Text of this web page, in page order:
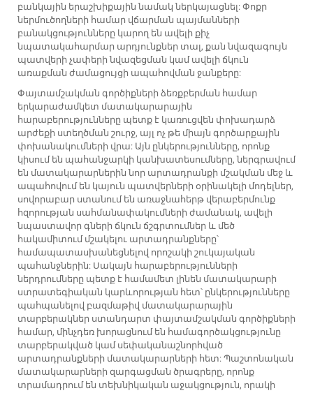
բանկային երաշխիքային նամակ ներկայացնել: Փոքր
ներմուծողների համար վճարման պայմանների
բանակցությունները կարող են ավելի քիչ
նպատակահարմար արդյունքներ տալ, քան նվազագույն
պատվերի չափերի նվազեցման կամ ավելի ճկուն
առաքման ժամացույցի ապահովման ջանքերը:
Փայտամշակման գործիքների ձեռքբերման համար
երկարաժամկետ մատակարարային
հարաբերությունները պետք է կառուցվեն փոխադարձ
արժեքի ստեղծման շուրջ, այլ ոչ թե միայն գործարքային
փոխանակումների վրա: Այն ընկերությունները, որոնք
կիսում են պահանջարկի կանխատեսումները, ներգրավում
են մատակարարներին նոր արտադրանքի մշակման մեջ և
ապահովում են կայուն պատվերների օրինակելի մոդելներ,
սովորաբար ստանում են առաջնահերթ վերաբերմունք
հզորության սահմանափակումների ժամանակ, ավելի
նպաստավոր գների ճկուն ճշգրտումներ և մեծ
հակամիտում մշակելու արտադրանքները՝
համապատասխանեցնելով որոշակի շուկայական
պահանջներին: Սակայն հարաբերությունների
ներդրումները պետք է համամետ լինեն մատակարարի
ստրատեգիական կարևորության հետ՝ ընկերությունները
պահպանելով բազմաթիվ մատակարարային
տարբերակներ ստանդարտ փայտամշակման գործիքների
համար, մինչդեռ խորացնում են համագործակցությունը
տարբերակված կամ սեփականաշնորհված
արտադրանքների մատակարարների հետ: Պաշտոնական
մատակարարների զարգացման ծրագրերը, որոնք
տրամադրում են տեխնիկական աջակցություն, որակի